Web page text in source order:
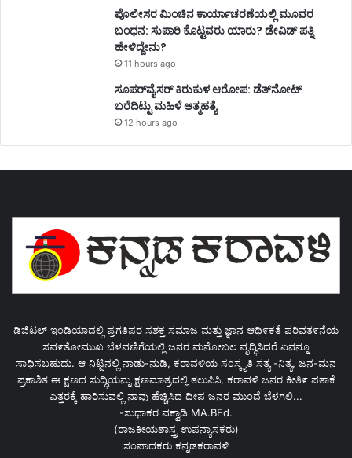
ಪೊಲೀಸರ ಮಿಂಚಿನ ಕಾರ್ಯಾಚರಣೆಯಲ್ಲಿ ಮೂವರ
ಬಂಧನ: ಸುಪಾರಿ ಕೊಟ್ಟವರು ಯಾರು? ಡೇವಿಡ್ ಪತ್ನಿ
ಹೇಳಿದ್ದೇನು?
11 hours ago
ಸೂಪರ್‌ವೈಸರ್‌ ಕಿರುಕುಳ ಆರೋಪ: ಡೆತ್‌ನೋಟ್‌
ಬರೆದಿಟ್ಟು ಮಹಿಳೆ ಆತ್ಮಹತ್ಯೆ
12 hours ago
ಡಿಜಿಟಲ್ ಇಂಡಿಯಾದಲ್ಲಿ ಪ್ರಗತಿಪರ ಸಶಕ್ತ ಸಮಾಜ ಮತ್ತು ಜ್ಞಾನ ಆಥಿ೯ಕತೆ ಪರಿವತ೯ನೆಯ
ಸವ೯ತೋಮುಖ ಬೆಳವಣಿಗೆಯಲ್ಲಿ ಜನರ ಮನೋಬಲ ವೃದ್ಧಿಸಿದರೆ ಏನನ್ನೂ
ಸಾಧಿಸಬಹುದು. ಆ ನಿಟ್ಟಿನಲ್ಲಿ ನಾಡು-ನುಡಿ, ಕರಾವಳಿಯ ಸಂಸ್ಕೃತಿ ಸತ್ಯ -ನಿತ್ಯ, ಜನ-ಮನ
ಪ್ರಕಾಶಿತ ಈ ಕ್ಷಣದ ಸುದ್ಧಿಯನ್ನು ಕ್ಷಣಮಾತ್ರದಲ್ಲಿ ತಲುಪಿಸಿ, ಕರಾವಳಿ ಜನರ ಕೀತಿ೯ ಪತಾಕೆ
ಎತ್ತರಕ್ಕೆ ಹಾರಿಸುವಲ್ಲಿ ನಾವು ಹೆಚ್ಚಿಸಿದ ದೀಪ ಜನರ ಮುಂದೆ ಬೆಳಗಲಿ...
-ಸುಧಾಕರ ವಕ್ವಾಡಿ MA.BEd.
(ರಾಜಕೀಯಶಾಸ್ತ್ರ ಉಪನ್ಯಾಸಕರು)
ಸಂಪಾದಕರು ಕನ್ನಡಕರಾವಳಿ